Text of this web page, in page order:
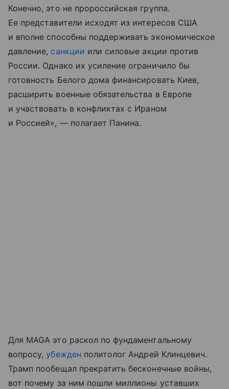
Конечно, это не пророссийская группа.
Ее представители исходят из интересов США
и вполне способны поддерживать экономическое
давление, санкции или силовые акции против
России. Однако их усиление ограничило бы
готовность Белого дома финансировать Киев,
расширить военные обязательства в Европе
и участвовать в конфликтах с Ираном
и Россией», — полагает Панина.
Для MAGA это раскол по фундаментальному
вопросу,убежден политолог Андрей Клинцевич.
Трамп пообещал прекратить бесконечные войны,
вот почему за ним пошли миллионы уставших